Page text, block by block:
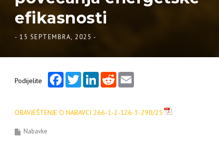
efikasnosti
- 15 SEPTEMBRA, 2025 -
Podijelite
FacebookTwitterLinkedInReddit
OBAVJEŠTENJE O NABAVCI 266-1-2-126-3-290/25
Nabavke